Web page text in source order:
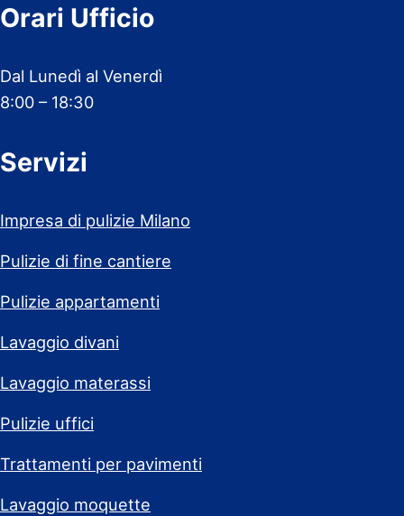
Orari Ufficio
Dal Lunedì al Venerdì
8:00 – 18:30
Servizi
Impresa di pulizie Milano
Pulizie di fine cantiere
Pulizie appartamenti
Lavaggio divani
Lavaggio materassi
Pulizie uffici
Trattamenti per pavimenti
Lavaggio moquette